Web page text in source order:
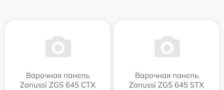
Варочная панель
Zanussi ZGS 645 CTX
Варочная панель
Zanussi ZGS 645 STX